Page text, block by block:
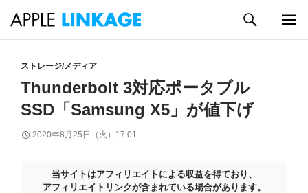
索
ストレージ/メディア
Thunderbolt 3対応ポータブル
SSD「Samsung X5」が値下げ
2020年8月25日（火）17:01
当サイトはアフィリエイトによる収益を得ており、
アフィリエイトリンクが含まれている場合があります。